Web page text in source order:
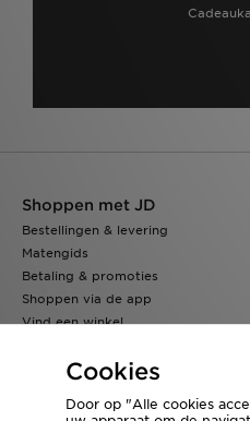
Shoppen met JD
Bestellingen & levering
Matengids
Betaling & promoties
Shoppen via de app
Vind een winkel
Cookies
Door op "Alle cookies